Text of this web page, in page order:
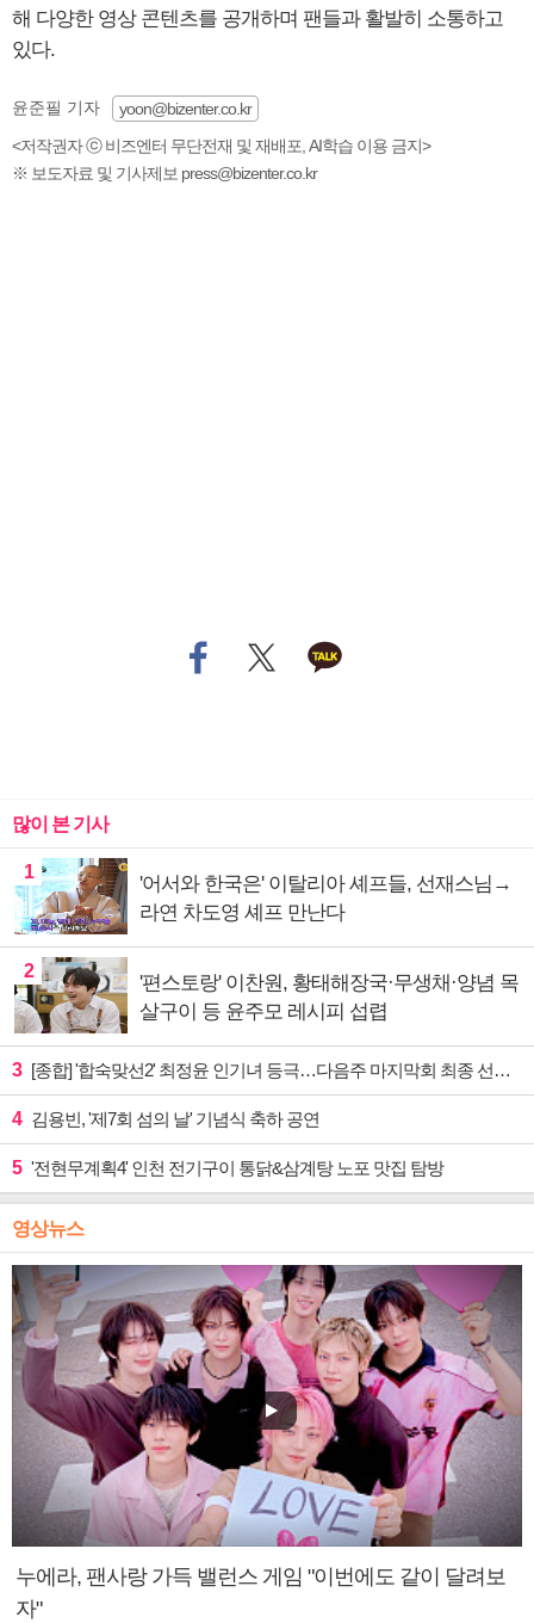
해 다양한 영상 콘텐츠를 공개하며 팬들과 활발히 소통하고
있다.
윤준필 기자
yoon@bizenter.co.kr
<저작권자 ⓒ 비즈엔터 무단전재 및 재배포, AI학습 이용 금지>
※ 보도자료 및 기사제보 press@bizenter.co.kr
많이 본 기사
1
'어서와 한국은' 이탈리아 셰프들, 선재스님→
라연 차도영 셰프 만난다
2
'편스토랑' 이찬원, 황태해장국·무생채·양념 목
살구이 등 윤주모 레시피 섭렵
3 [종합] '합숙맞선2' 최정윤 인기녀 등극…다음주 마지막회 최종 선택 예고
4 김용빈, '제7회 섬의 날' 기념식 축하 공연
5 '전현무계획4' 인천 전기구이 통닭&삼계탕 노포 맛집 탐방
영상뉴스
누에라, 팬사랑 가득 밸런스 게임 "이번에도 같이 달려보
자"